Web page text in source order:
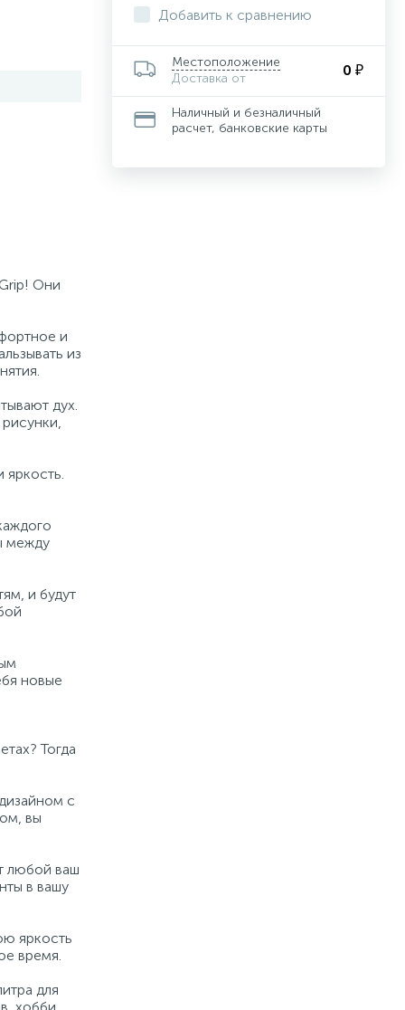
Они
и
из
дух.
между
и будут
новые
Тогда
с
вы
любой ваш
в вашу
яркость
время.
для
Добавить к сравнению
Местоположение
Доставка от
0 ₽
Наличный и безналичный
расчет, банковские карты